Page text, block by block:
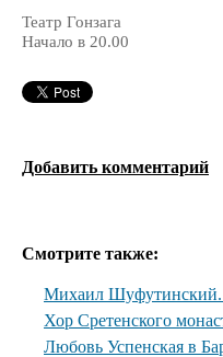
Театр Гонзага
Начало в 20.00
Добавить комментарий
Смотрите также:
Михаил Шуфутинский.
Хор Сретенского
Любовь Успенская в